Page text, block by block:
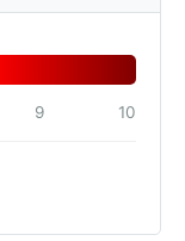
9 10